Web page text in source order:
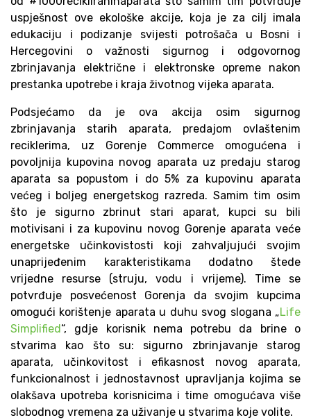
uspješnost ove ekološke akcije, koja je za cilj imala
edukaciju i podizanje svijesti potrošača u Bosni i
Hercegovini o važnosti sigurnog i odgovornog
zbrinjavanja električne i elektronske opreme nakon
prestanka upotrebe i kraja životnog vijeka aparata.
Podsjećamo da je ova akcija osim sigurnog
zbrinjavanja starih aparata, predajom ovlaštenim
reciklerima, uz Gorenje Commerce omogućena i
povoljnija kupovina novog aparata uz predaju starog
aparata sa popustom i do 5% za kupovinu aparata
većeg i boljeg energetskog razreda. Samim tim osim
što je sigurno zbrinut stari aparat, kupci su bili
motivisani i za kupovinu novog Gorenje aparata veće
energetske učinkovistosti koji zahvaljujući svojim
unaprijeđenim karakteristikama dodatno štede
vrijedne resurse (struju, vodu i vrijeme). Time se
potvrđuje posvećenost Gorenja da svojim kupcima
omogući korištenje aparata u duhu svog slogana „Life
Simplified“, gdje korisnik nema potrebu da brine o
stvarima kao što su: sigurno zbrinjavanje starog
aparata, učinkovitost i efikasnost novog aparata,
funkcionalnost i jednostavnost upravljanja kojima se
olakšava upotreba korisnicima i time omogućava više
slobodnog vremena za uživanje u stvarima koje volite.